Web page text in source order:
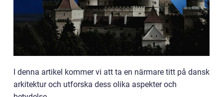
I denna artikel kommer vi att ta en närmare titt på dansk
arkitektur och utforska dess olika aspekter och